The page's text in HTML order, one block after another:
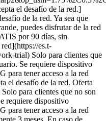
el desafío de la red.]
de la red. Ya sea que
puedes disfrutar de la red
por 90 días, sin
es.t-
trial) Solo para clientes que
Se requiere dispositivo
para tener acceso a la red
el desafío de la red. Oferta
para clientes que no son
requiere dispositivo
para tener acceso a la red
3 meses. En caso de